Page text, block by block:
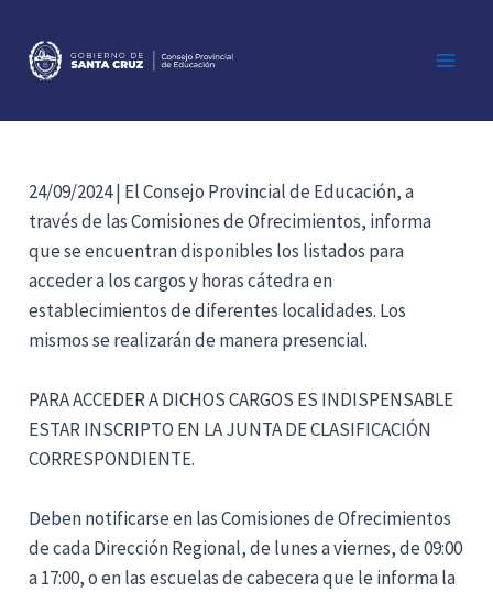
contenido
24/09/2024 | El Consejo Provincial de Educación, a
través de las Comisiones de Ofrecimientos, informa
que se encuentran disponibles los listados para
acceder a los cargos y horas cátedra en
establecimientos de diferentes localidades. Los
mismos se realizarán de manera presencial.
PARA ACCEDER A DICHOS CARGOS ES INDISPENSABLE
ESTAR INSCRIPTO EN LA JUNTA DE CLASIFICACIÓN
CORRESPONDIENTE.
Deben notificarse en las Comisiones de Ofrecimientos
de cada Dirección Regional, de lunes a viernes, de 09:00
a 17:00, o en las escuelas de cabecera que le informa la